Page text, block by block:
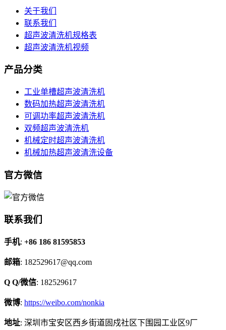
关于我们
联系我们
超声波清洗机规格表
超声波清洗机视频
产品分类
工业单槽超声波清洗机
数码加热超声波清洗机
可调功率超声波清洗机
双频超声波清洗机
机械定时超声波清洗机
机械加热超声波清洗设备
官方微信
联系我们
手机: +86 186 81595853
邮箱: 182529617@qq.com
Q Q/微信: 182529617
微博: https://weibo.com/nonkia
地址: 深圳市宝安区西乡街道固戍社区下围园工业区9厂